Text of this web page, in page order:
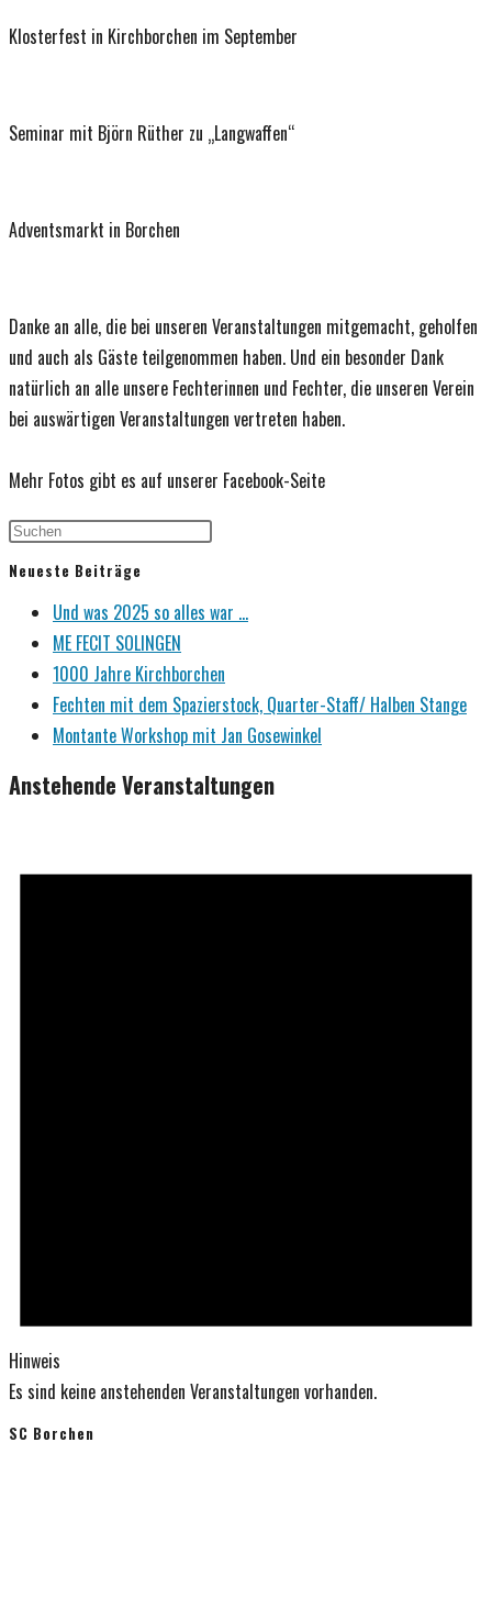
Klosterfest in Kirchborchen im September
Seminar mit Björn Rüther zu „Langwaffen“
Adventsmarkt in Borchen
Danke an alle, die bei unseren Veranstaltungen mitgemacht, geholfen
und auch als Gäste teilgenommen haben. Und ein besonder Dank
natürlich an alle unsere Fechterinnen und Fechter, die unseren Verein
bei auswärtigen Veranstaltungen vertreten haben.
Mehr Fotos gibt es auf unserer Facebook-Seite
Neueste Beiträge
Und was 2025 so alles war …
ME FECIT SOLINGEN
1000 Jahre Kirchborchen
Fechten mit dem Spazierstock, Quarter-Staff/ Halben Stange
Montante Workshop mit Jan Gosewinkel
Anstehende Veranstaltungen
Hinweis
Es sind keine anstehenden Veranstaltungen vorhanden.
SC Borchen